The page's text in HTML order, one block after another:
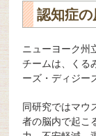
認知症
ニューヨーク州
チームは、くる
ーズ・ディジー
同研究ではマウ
者の脳内で起こ